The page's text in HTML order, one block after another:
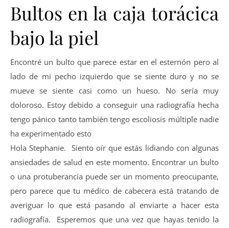
Bultos en la caja torácica
bajo la piel
Encontré un bulto que parece estar en el esternón pero al
lado de mi pecho izquierdo que se siente duro y no se
mueve se siente casi como un hueso. No sería muy
doloroso. Estoy debido a conseguir una radiografía hecha
tengo pánico tanto también tengo escoliosis múltiple nadie
ha experimentado esto
Hola Stephanie. Siento oír que estás lidiando con algunas
ansiedades de salud en este momento. Encontrar un bulto
o una protuberancia puede ser un momento preocupante,
pero parece que tu médico de cabecera está tratando de
averiguar lo que está pasando al enviarte a hacer esta
radiografía. Esperemos que una vez que hayas tenido la